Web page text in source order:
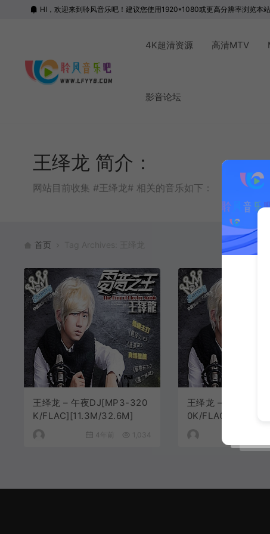
HI，欢迎来到聆风音乐吧！建议您使用1920*1080或更高分辨率浏览本站
4K超清资源 高清MTV
影音论坛
王绎龙 简介：
网站目前收集 #王绎龙# 相关的音乐如下：
首页
王绎龙 – 午夜DJ[MP3-320
K/FLAC][11.3M/32.6M]
4年前 1,034
王绎龙 – 龙电天下
0K/FLAC][7.86M/